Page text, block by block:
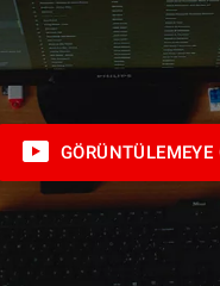
GÖRÜNTÜLEMEYE